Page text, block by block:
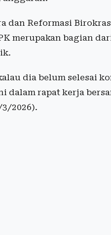
dan Reformasi
merupakan bagian
dia belum selesai
rapat kerja
2026).